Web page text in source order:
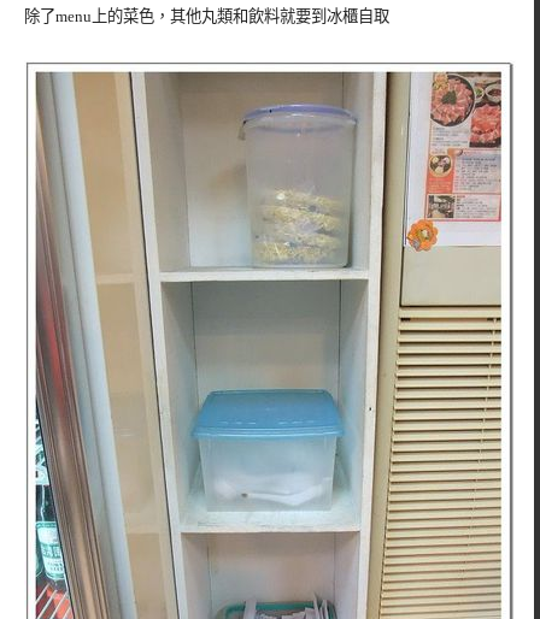
除了menu上的菜色，其他丸類和飲料就要到冰櫃自取